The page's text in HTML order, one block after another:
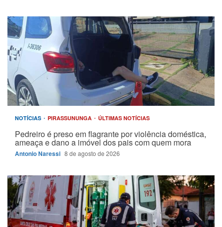
NOTÍCIAS PIRASSUNUNGA ÚLTIMAS NOTÍCIAS
Pedreiro é preso em flagrante por violência doméstica,
ameaça e dano a imóvel dos pais com quem mora
Antonio Naressi 8 de agosto de 2026